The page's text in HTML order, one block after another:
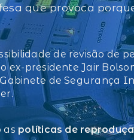
que provoca
de revisão de
presidente Jair
de Segurança
as políticas de